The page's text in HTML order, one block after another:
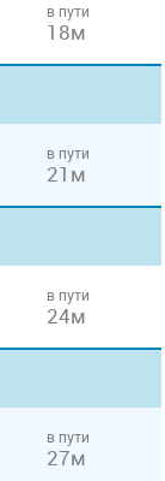
в пути
18м
в пути
21м
в пути
24м
в пути
27м